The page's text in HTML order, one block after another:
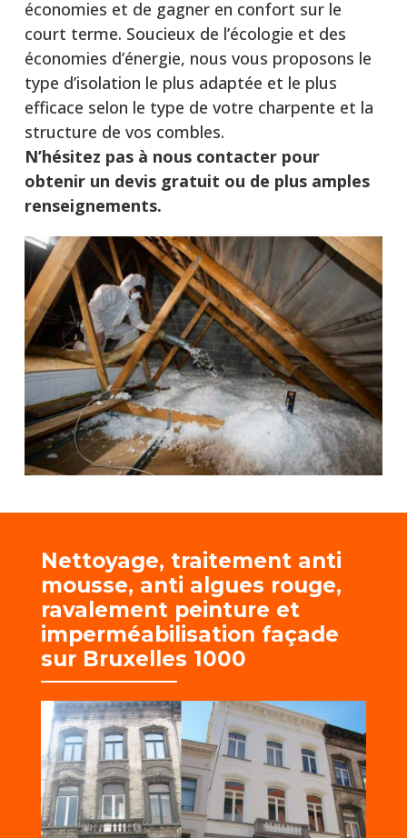
économies et de gagner en confort sur le
court terme. Soucieux de l’écologie et des
économies d’énergie, nous vous proposons le
type d’isolation le plus adaptée et le plus
efficace selon le type de votre charpente et la
structure de vos combles.
N’hésitez pas à nous contacter pour
obtenir un devis gratuit ou de plus amples
renseignements.
Nettoyage, traitement anti
mousse, anti algues rouge,
ravalement peinture et
imperméabilisation façade
sur Bruxelles 1000